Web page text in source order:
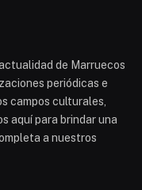
de Marruecos
periódicas e
campos culturales,
aquí para brindar una
a nuestros